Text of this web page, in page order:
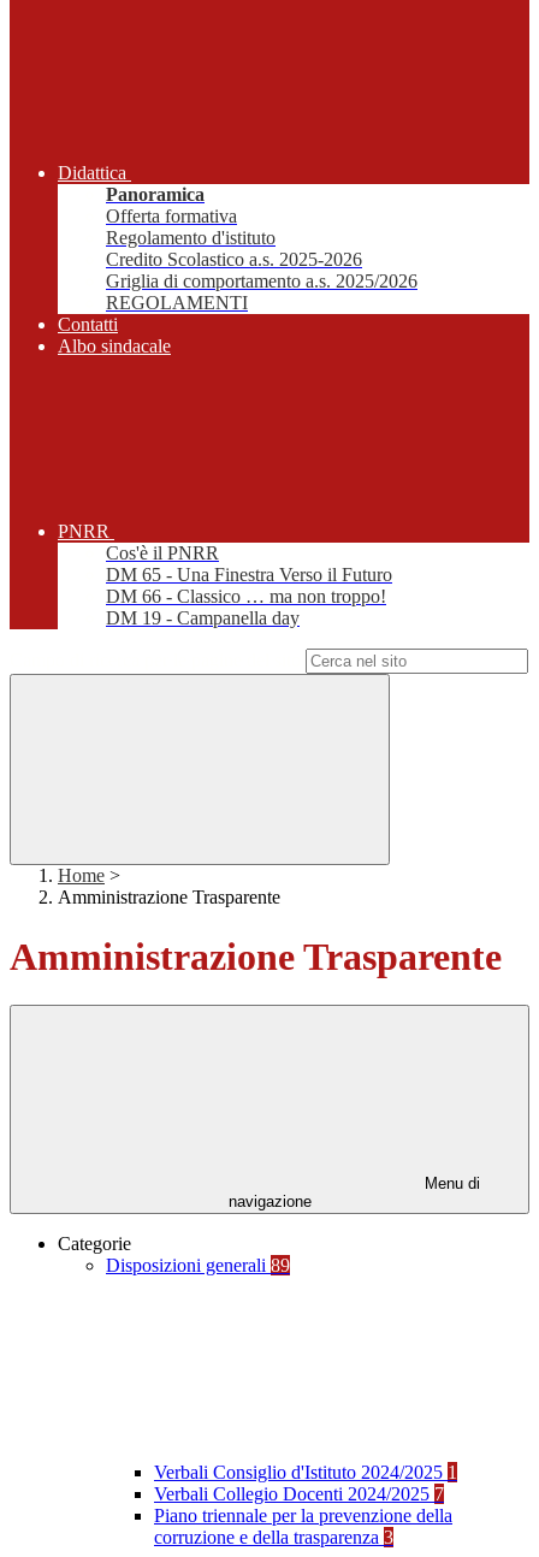
Didattica
Panoramica
Offerta formativa
Regolamento d'istituto
Credito Scolastico a.s. 2025-2026
Griglia di comportamento a.s. 2025/2026
REGOLAMENTI
Contatti
Albo sindacale
PNRR
Cos'è il PNRR
DM 65 - Una Finestra Verso il Futuro
DM 66 - Classico … ma non troppo!
DM 19 - Campanella day
Home >
Amministrazione Trasparente
Amministrazione Trasparente
Menu di
navigazione
Categorie
Disposizioni generali 89
Verbali Consiglio d'Istituto 2024/2025 1
Verbali Collegio Docenti 2024/2025 7
Piano triennale per la prevenzione della
corruzione e della trasparenza 3